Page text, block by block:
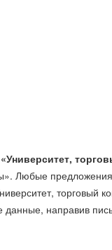
«Университет,
Любые
торговый
направив